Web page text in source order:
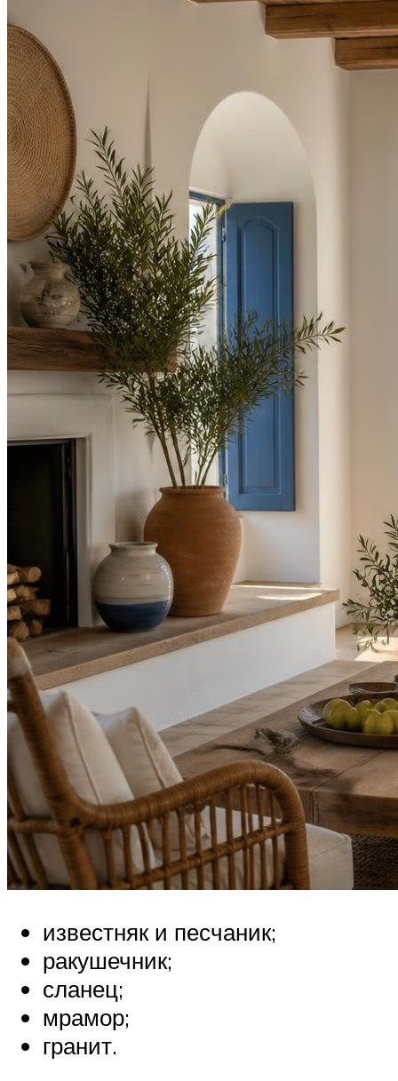
известняк и песчаник;
ракушечник;
сланец;
мрамор;
гранит.